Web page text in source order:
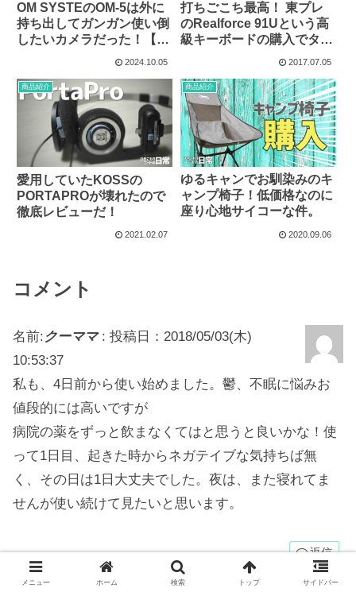
OM SYSTEのOM-5は外に
持ち出してガンガン使い倒
したいカメラだった！【開
2024.10.05
打ちごこち最高！ 東プレ
のRealforce 91Uという高
級キーボードの購入でタイ
2017.07.05
商品紹介
愛用していたKOSSの
PORTAPROが壊れたので
徹底レビューだ！
2021.02.07
商品紹介
ゆるキャンでお馴染みのキ
ャンプ椅子！低価格なのに
座り心地サイコーな件。
2020.09.06
コメント
名前: クーママ: 投稿日：2018/05/03(木)
10:53:37
私も、4日前から使い始めました。鬱、不眠に悩みお
値段的には高いですが
病院の薬をずっと飲まなくてはと思うと良いかな！使
って1日目、起きた時からネガテイブな気持ちば無
く、その日は1日大丈夫でした。夜は、また寝れてま
せんが使い続けて見たいと思います。
返信
メニュー ホーム 検索 トップ サイドバー